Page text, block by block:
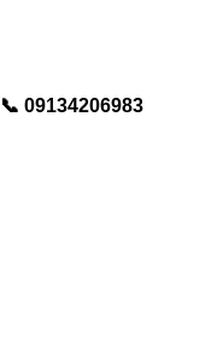
📞︁ 09134206983